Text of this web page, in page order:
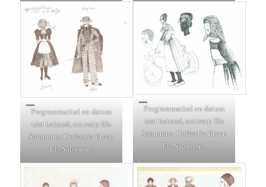
Programmatitel en datum
niet bekend, ontwerp Els
Salomons. Collectie Erven
Els Salomons
Programmatitel en datum
niet bekend, ontwerp Els
Salomons. Collectie Erven
Els Salomons